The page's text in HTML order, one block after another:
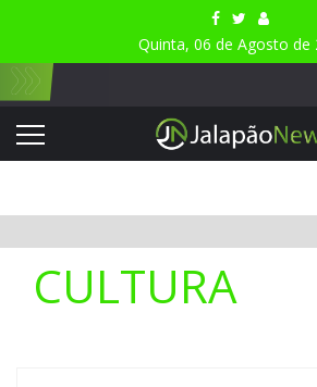
Quinta, 06 de Agosto de
CULTURA